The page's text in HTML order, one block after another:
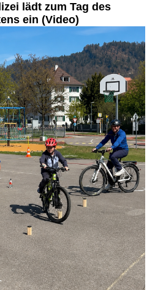
lädt zum Tag des
ein (Video)